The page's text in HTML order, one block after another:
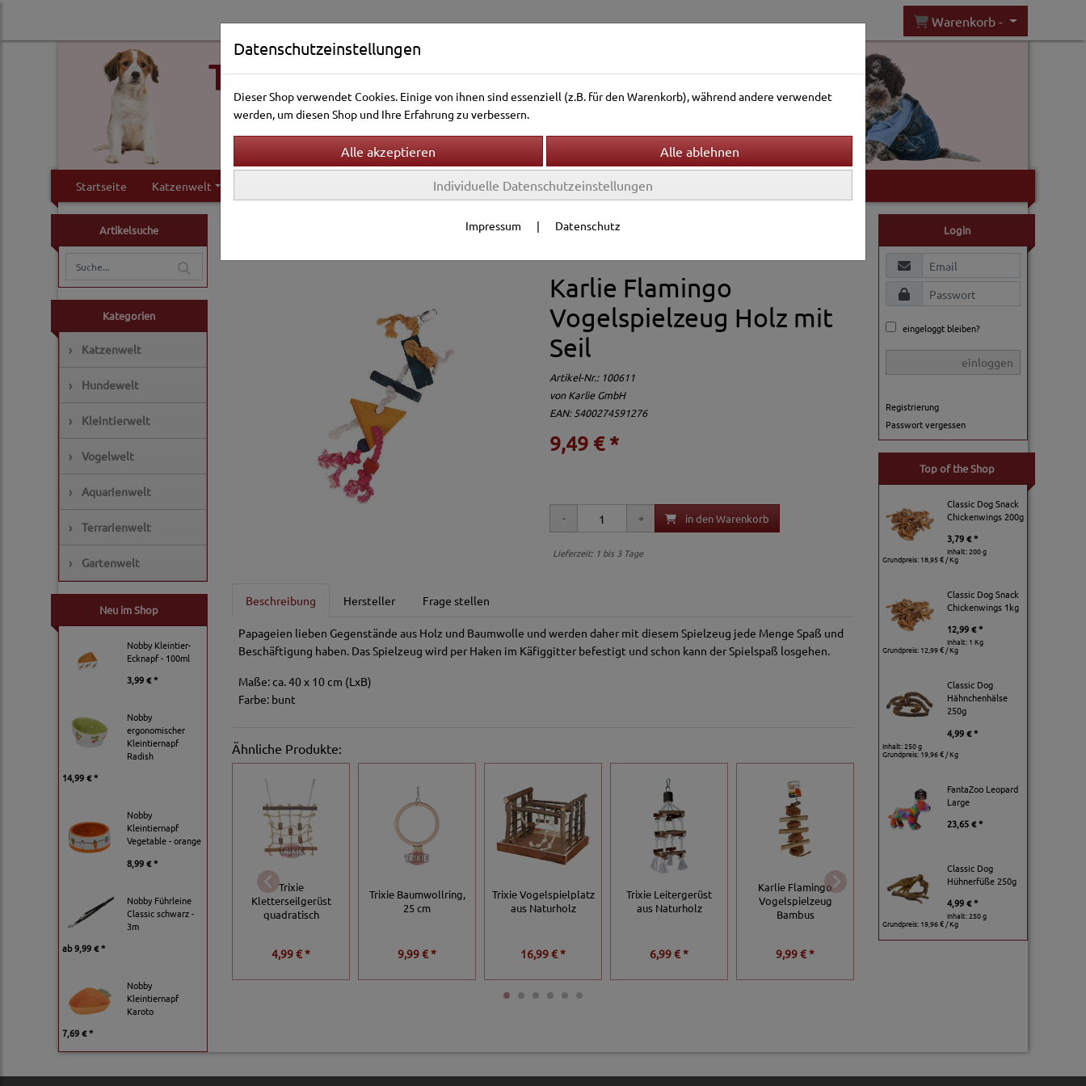
Warenkorb -
Startseite Katzenwelt Vogelwelt Aquarienwelt Terrarienwelt
Artikelsuche
Kategorien
› Katzenwelt
› Hundewelt
› Kleintierwelt
› Vogelwelt
› Aquarienwelt
› Terrarienwelt
› Gartenwelt
Neu im Shop
Nobby Kleintier-
Ecknapf - 100ml
3,99 € *
Nobby
ergonomischer
Kleintiernapf
Radish
14,99 € *
Nobby
Kleintiernapf
Vegetable - orange
8,99 € *
Nobby Führleine
Classic schwarz -
3m
ab9,99 € *
Nobby
Kleintiernapf
Karoto
7,69 € *
Spielzeug
Karlie Flamingo
Vogelspielzeug Holz mit
Seil
Artikel-Nr.: 100611
vonKarlie GmbH
EAN: 5400274591276
9,49 € *
in den Warenkorb
Lieferzeit: 1 bis 3 Tage
Beschreibung Hersteller Frage stellen
Papageien lieben Gegenstände aus Holz und Baumwolle und werden daher mit diesem Spielzeug jede Menge Spaß und
Beschäftigung haben. Das Spielzeug wird per Haken im Käfiggitter befestigt und schon kann der Spielspaß losgehen.
Maße: ca. 40 x 10 cm (LxB)
Farbe: bunt
Ähnliche Produkte:
Trixie
Kletterseilgerüst
quadratisch
4,99 € *
Trixie Baumwollring,
25 cm
9,99 € *
Trixie Vogelspielplatz
aus Naturholz
16,99 € *
Trixie Leitergerüst
aus Naturholz
6,99 € *
Karlie Flamingo
Vogelspielzeug
Bambus
9,99 € *
Trixie Naturspielzeug
am Sisalseil
Trixie
Login
eingeloggt bleiben?
einloggen
Registrierung
Passwort vergessen
Top of the Shop
Classic Dog Snack
Chickenwings 200g
3,79 € *
Inhalt: 200 g
Grundpreis: 18,95 € / Kg
Classic Dog Snack
Chickenwings 1kg
12,99 € *
Inhalt: 1 Kg
Grundpreis: 12,99 € / Kg
Classic Dog
Hähnchenhälse
250g
4,99 € *
Inhalt: 250 g
Grundpreis:19,96 € / Kg
FantaZoo Leopard
Large
23,65 € *
Classic Dog
Hühnerfüße 250g
4,99 € *
Inhalt: 250 g
Grundpreis: 19,96 € / Kg
Datenschutzeinstellungen
Dieser Shop verwendet Cookies. Einige von ihnen sind essenziell (z.B. für den Warenkorb), während andere verwendet
werden, um diesen Shop und Ihre Erfahrung zu verbessern.
Individuelle Datenschutzeinstellungen
Impressum | Datenschutz